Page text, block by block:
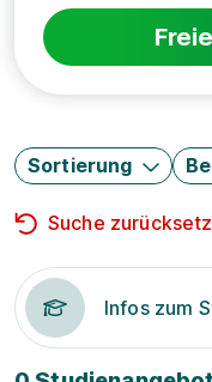
Sortierung
Suche
Infos zum